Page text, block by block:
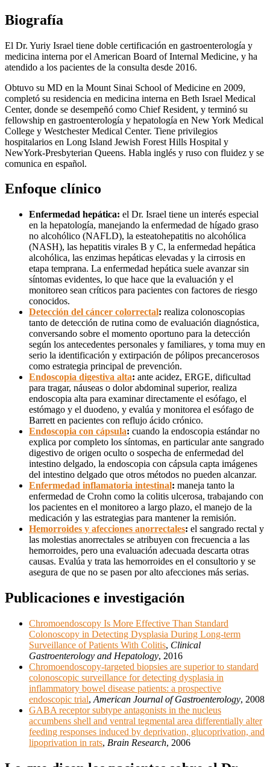
Biografía
El Dr. Yuriy Israel tiene doble certificación en gastroenterología y
medicina interna por el American Board of Internal Medicine, y ha
atendido a los pacientes de la consulta desde 2016.
Obtuvo su MD en la Mount Sinai School of Medicine en 2009,
completó su residencia en medicina interna en Beth Israel Medical
Center, donde se desempeñó como Chief Resident, y terminó su
fellowship en gastroenterología y hepatología en New York Medical
College y Westchester Medical Center. Tiene privilegios
hospitalarios en Long Island Jewish Forest Hills Hospital y
NewYork-Presbyterian Queens. Habla inglés y ruso con fluidez y se
comunica en español.
Enfoque clínico
Enfermedad hepática: el Dr. Israel tiene un interés especial
en la hepatología, manejando la enfermedad de hígado graso
no alcohólico (NAFLD), la esteatohepatitis no alcohólica
(NASH), las hepatitis virales B y C, la enfermedad hepática
alcohólica, las enzimas hepáticas elevadas y la cirrosis en
etapa temprana. La enfermedad hepática suele avanzar sin
síntomas evidentes, lo que hace que la evaluación y el
monitoreo sean críticos para pacientes con factores de riesgo
conocidos.
Detección del cáncer colorrectal: realiza colonoscopias
tanto de detección de rutina como de evaluación diagnóstica,
conversando sobre el momento oportuno para la detección
según los antecedentes personales y familiares, y toma muy en
serio la identificación y extirpación de pólipos precancerosos
como estrategia principal de prevención.
Endoscopia digestiva alta: ante acidez, ERGE, dificultad
para tragar, náuseas o dolor abdominal superior, realiza
endoscopia alta para examinar directamente el esófago, el
estómago y el duodeno, y evalúa y monitorea el esófago de
Barrett en pacientes con reflujo ácido crónico.
Endoscopia con cápsula: cuando la endoscopia estándar no
explica por completo los síntomas, en particular ante sangrado
digestivo de origen oculto o sospecha de enfermedad del
intestino delgado, la endoscopia con cápsula capta imágenes
del intestino delgado que otros métodos no pueden alcanzar.
Enfermedad inflamatoria intestinal: maneja tanto la
enfermedad de Crohn como la colitis ulcerosa, trabajando con
los pacientes en el monitoreo a largo plazo, el manejo de la
medicación y las estrategias para mantener la remisión.
Hemorroides y afecciones anorrectales: el sangrado rectal y
las molestias anorrectales se atribuyen con frecuencia a las
hemorroides, pero una evaluación adecuada descarta otras
causas. Evalúa y trata las hemorroides en el consultorio y se
asegura de que no se pasen por alto afecciones más serias.
Publicaciones e investigación
Chromoendoscopy Is More Effective Than Standard
Colonoscopy in Detecting Dysplasia During Long-term
Surveillance of Patients With Colitis, Clinical
Gastroenterology and Hepatology, 2016
Chromoendoscopy-targeted biopsies are superior to standard
colonoscopic surveillance for detecting dysplasia in
inflammatory bowel disease patients: a prospective
endoscopic trial, American Journal of Gastroenterology, 2008
GABA receptor subtype antagonists in the nucleus
accumbens shell and ventral tegmental area differentially alter
feeding responses induced by deprivation, glucoprivation, and
lipoprivation in rats, Brain Research, 2006